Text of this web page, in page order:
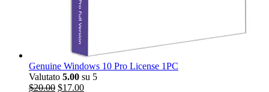
Genuine Windows 10 Pro License 1PC
Valutato 5.00 su 5
Il
$20.00Il$17.00